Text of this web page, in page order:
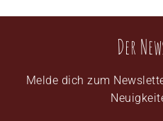
Der
Melde dich zum